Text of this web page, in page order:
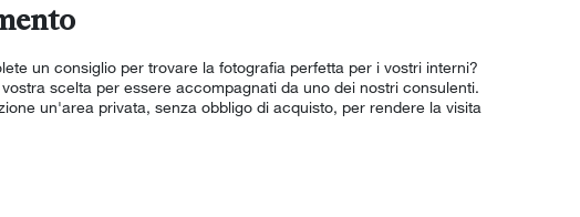
un consiglio per trovare la fotografia perfetta per i vostri interni?
scelta per essere accompagnati da uno dei nostri consulenti.
un'area privata, senza obbligo di acquisto, per rendere la visita